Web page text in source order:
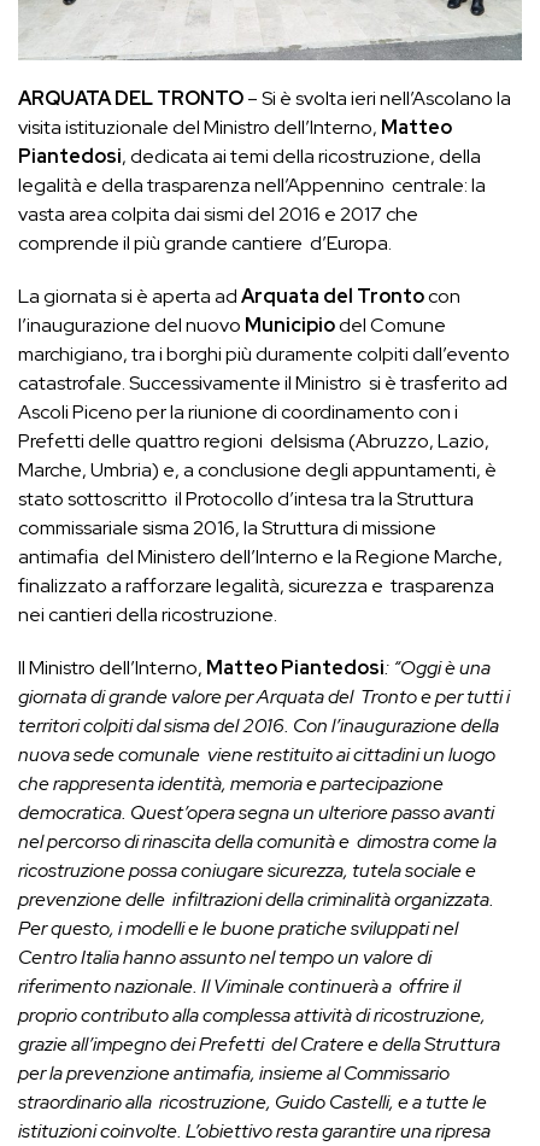
ARQUATA DEL TRONTO– Si è svolta ieri nell’Ascolano la
visita istituzionale del Ministro dell’Interno, Matteo
Piantedosi, dedicata ai temi della ricostruzione, della
legalità e della trasparenza nell’Appennino centrale: la
vasta area colpita dai sismi del 2016 e 2017 che
comprende il più grande cantiere d’Europa.
La giornata si è aperta adArquata del Trontocon
l’inaugurazione del nuovo Municipiodel Comune
marchigiano, tra i borghi più duramente colpiti dall’evento
catastrofale. Successivamente il Ministro si è trasferito ad
Ascoli Piceno per la riunione di coordinamento con i
Prefetti delle quattro regioni delsisma (Abruzzo, Lazio,
Marche, Umbria) e, a conclusione degli appuntamenti, è
stato sottoscritto il Protocollo d’intesa tra la Struttura
commissariale sisma 2016, la Struttura di missione
antimafia del Ministero dell’Interno e la Regione Marche,
finalizzato a rafforzare legalità, sicurezza e trasparenza
nei cantieri della ricostruzione.
Il Ministro dell’Interno, Matteo Piantedosi: “Oggi è una
giornata di grande valore per Arquata del Tronto e per tutti i
territori colpiti dal sisma del 2016. Con l’inaugurazione della
nuova sede comunale viene restituito ai cittadini un luogo
che rappresenta identità, memoria e partecipazione
democratica. Quest’opera segna un ulteriore passo avanti
nel percorso di rinascita della comunità e dimostra come la
ricostruzione possa coniugare sicurezza, tutela sociale e
prevenzione delle infiltrazioni della criminalità organizzata.
Per questo, i modelli e le buone pratiche sviluppati nel
Centro Italia hanno assunto nel tempo un valore di
riferimento nazionale. Il Viminale continuerà a offrire il
proprio contributo alla complessa attività di ricostruzione,
grazie all’impegno dei Prefetti del Cratere e della Struttura
per la prevenzione antimafia, insieme al Commissario
straordinario alla ricostruzione, Guido Castelli, e a tutte le
istituzioni coinvolte. L’obiettivo resta garantire una ripresa